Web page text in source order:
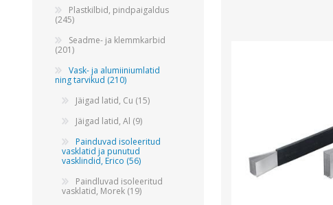
Alumiiniumkaablid ja -juhtmed
Vaskkaablid ja -juhtmed
Painduvad kontrollkaablid
Nõrkvoolukaablid
Plastkilbid, pindpaigaldus
(245)
Seadme- ja klemmkarbid
(201)
Vask- ja alumiiniumlatid
ning tarvikud (210)
Jäigad latid, Cu (15)
Jäigad latid, Al (9)
Painduvad isoleeritud
vasklatid ja punutud
vasklindid, Erico (56)
Paindluvad isoleeritud
vasklatid, Morek (19)